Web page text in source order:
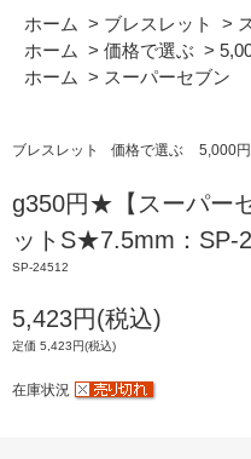
ホーム > ブレスレット >
ホーム > 価格で選ぶ >
ホーム > スーパーセブン
ブレスレット 価格で選ぶ 5,000
g350円★【スーパー
ットS★7.5mm：SP-
SP-24512
5,423円(税込)
定価 5,423円(税込)
在庫状況